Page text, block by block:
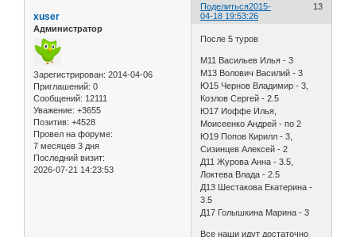
Поделиться 13
2015-
04-18 19:53:26
xuser
Администратор
Зарегистрирован: 2014-04-06
Приглашений: 0
Сообщений: 12111
Уважение: +3655
Позитив: +4528
Провел на форуме:
7 месяцев 3 дня
Последний визит:
2026-07-21 14:23:53
После 5 туров
M11 Васильев Илья - 3
М13 Волович Василий - 3
Ю15 Чернов Владимир - 3,
Козлов Сергей - 2.5
Ю17 Иоффе Илья,
Моисеенко Андрей - по 2
Ю19 Попов Кирилл - 3,
Сизинцев Алексей - 2
Д11 Журова Анна - 3.5,
Локтева Влада - 2.5
Д13 Шестакова Екатерина -
3.5
Д17 Голышкина Марина - 3
Все наши идут достаточно